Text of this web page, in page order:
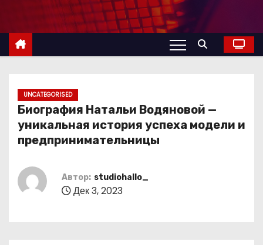
с
UNCATEGORISED
Биография Натальи Водяновой —
уникальная история успеха модели и
предпринимательницы
Автор: studiohallo_
Дек 3, 2023